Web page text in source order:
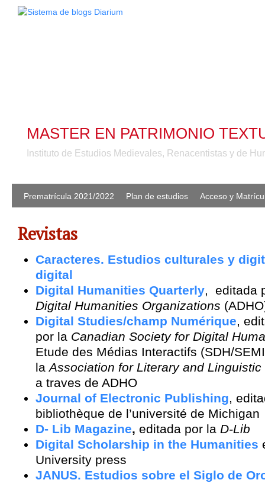
MASTER EN PATRIMONIO
Instituto de Estudios Medievales, Renacentistas y de
Prematrícula 2021/2022 Plan de estudios Acceso y
Revistas
Caracteres. Estudios culturales y
digital
Digital Humanities Quarterly, editada
Digital Humanities Organizations
Digital Studies/champ Numérique,
por la Canadian Society for Digital
Etude des Médias Interactifs (SDH/
laAssociation for Literary and
a traves de ADHO
Journal of Electronic Publishing,
bibliothèque de l’université de Michigan
D- Lib Magazine, editada por la D-Lib
Digital Scholarship in the Humanities
University press
JANUS. Estudios sobre el Siglo de